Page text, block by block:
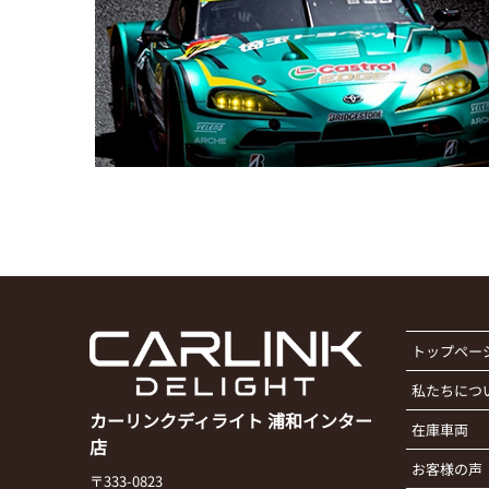
カーリンクディライト 浦和インター
店
〒333-0823
トップペー
私たちにつ
在庫車両
お客様の声